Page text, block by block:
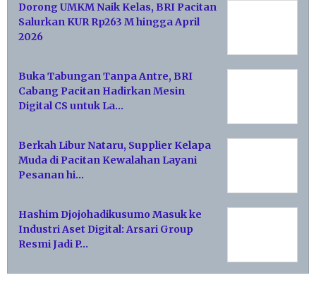
Dorong UMKM Naik Kelas, BRI Pacitan
Salurkan KUR Rp263 M hingga April
2026
Buka Tabungan Tanpa Antre, BRI
Cabang Pacitan Hadirkan Mesin
Digital CS untuk La…
Berkah Libur Nataru, Supplier Kelapa
Muda di Pacitan Kewalahan Layani
Pesanan hi…
Hashim Djojohadikusumo Masuk ke
Industri Aset Digital: Arsari Group
Resmi Jadi P…